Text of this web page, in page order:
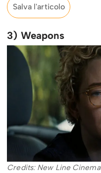
Salva l'articolo
3) Weapons
Credits: New Line Cinema